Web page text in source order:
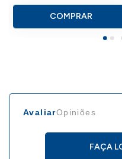
COMPRAR
AvaliarOpiniões
FAÇA